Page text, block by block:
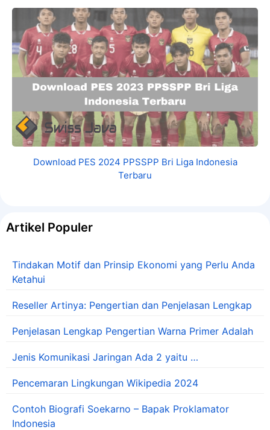
Download PES 2024 PPSSPP Bri Liga Indonesia
Terbaru
Artikel Populer
Tindakan Motif dan Prinsip Ekonomi yang Perlu Anda
Ketahui
Reseller Artinya: Pengertian dan Penjelasan Lengkap
Penjelasan Lengkap Pengertian Warna Primer Adalah
Jenis Komunikasi Jaringan Ada 2 yaitu …
Pencemaran Lingkungan Wikipedia 2024
Contoh Biografi Soekarno – Bapak Proklamator
Indonesia